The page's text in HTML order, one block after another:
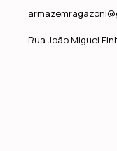
Rua João Miguel